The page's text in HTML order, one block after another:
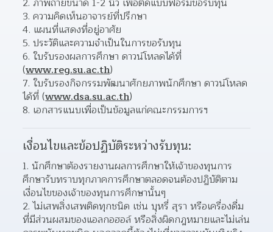
3. ความคิดเห็นอาจารย์ที่ปรึกษา
4. แผนที่แสดงที่อยู่อาศัย
5. ประวัติและความจำเป็นในการขอรับทุน
6. ใบรับรองผลการศึกษา ดาวน์โหลดได้ที่
(www.reg.su.ac.th)
7. ใบรับรองกิจกรรมพัฒนาศักยภาพนักศึกษา ดาวน์โหลด
ได้ที่ (www.dsa.su.ac.th)
8. เอกสารแนบเพื่อเป็นข้อมูลแก่คณะกรรมการฯ
เงื่อนไขและข้อปฏิบัติระหว่างรับทุน:
1. นักศึกษาต้องรายงานผลการศึกษาให้เจ้าของทุนการ
ศึกษารับทราบทุกภาคการศึกษาตลอดจนต้องปฏิบัติตาม
เงื่อนไขของเจ้าของทุนการศึกษานั้นๆ
2. ไม่เสพสิ่งเสพติดทุกชนิด เช่น บุหรี่ สุรา หรือเครื่องดื่ม
ที่มีส่วนผสมของแอลกอฮอล์ หรือสิ่งผิดกฎหมายและไม่เล่น